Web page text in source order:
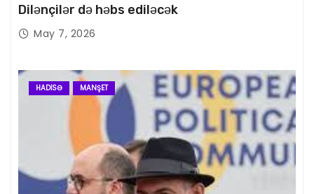
Dilənçilər də həbs ediləcək
May 7, 2026
HADISƏ MANŞET